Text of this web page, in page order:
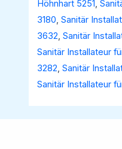
Höhnhart 5251,
3180,Sanitär
3632,Sanitär
Sanitär Installateur
3282,Sanitär
Sanitär Installateur